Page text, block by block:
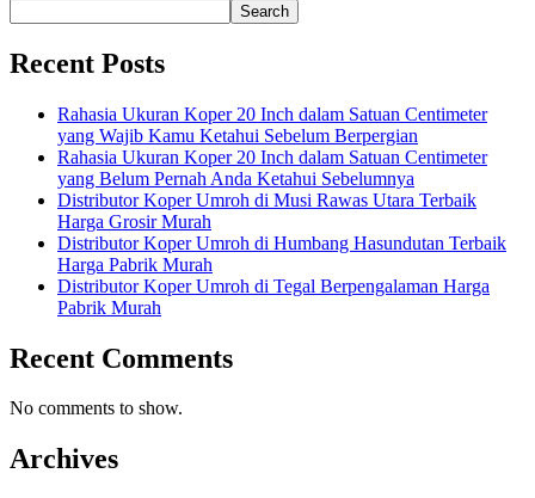
Search
Recent Posts
Rahasia Ukuran Koper 20 Inch dalam Satuan Centimeter
yang Wajib Kamu Ketahui Sebelum Berpergian
Rahasia Ukuran Koper 20 Inch dalam Satuan Centimeter
yang Belum Pernah Anda Ketahui Sebelumnya
Distributor Koper Umroh di Musi Rawas Utara Terbaik
Harga Grosir Murah
Distributor Koper Umroh di Humbang Hasundutan Terbaik
Harga Pabrik Murah
Distributor Koper Umroh di Tegal Berpengalaman Harga
Pabrik Murah
Recent Comments
No comments to show.
Archives